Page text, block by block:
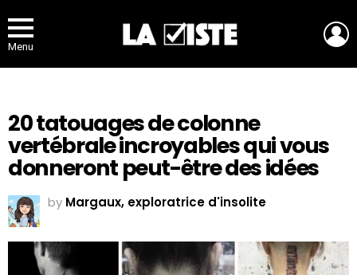
Menu
20 tatouages de colonne
vertébrale incroyables qui vous
donneront peut-être des idées
by Margaux, exploratrice d'insolite